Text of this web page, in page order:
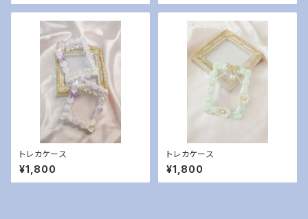
トレカケース
¥1,800
トレカケース
¥1,800